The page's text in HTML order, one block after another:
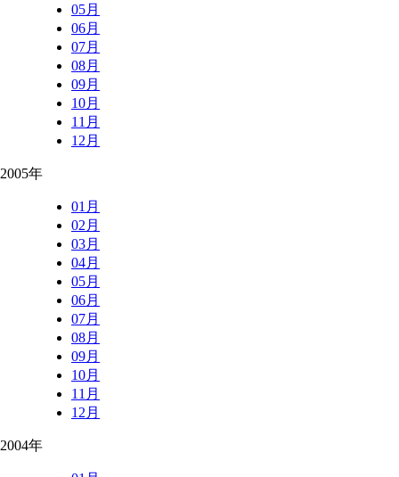
05月
06月
07月
08月
09月
10月
11月
12月
2005年
01月
02月
03月
04月
05月
06月
07月
08月
09月
10月
11月
12月
2004年